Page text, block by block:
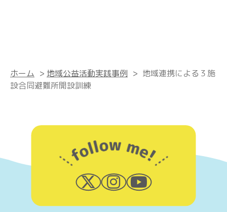
ホーム > 地域公益活動実践事例 > 地域連携による３施
設合同避難所開設訓練